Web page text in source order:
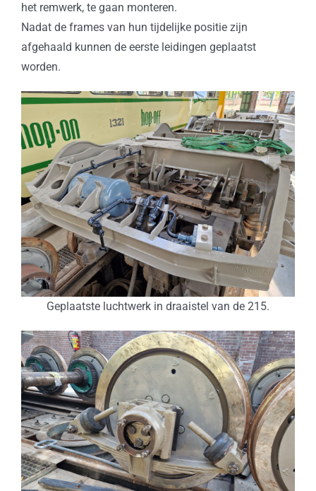
het remwerk, te gaan monteren.
Nadat de frames van hun tijdelijke positie zijn
afgehaald kunnen de eerste leidingen geplaatst
worden.
Geplaatste luchtwerk in draaistel van de 215.